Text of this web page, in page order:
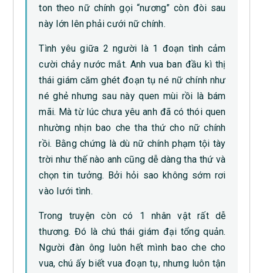
ton theo nữ chính gọi “nương” còn đòi sau
này lớn lên phải cưới nữ chính.
Tình yêu giữa 2 người là 1 đoạn tình cảm
cười chảy nước mắt. Anh vua ban đầu kì thị
thái giám căm ghét đoạn tụ né nữ chính như
né ghẻ nhưng sau này quen mùi rồi là bám
mãi. Mà từ lúc chưa yêu anh đã có thói quen
nhường nhịn bao che tha thứ cho nữ chính
rồi. Bằng chứng là dù nữ chính phạm tội tày
trời như thế nào anh cũng dễ dàng tha thứ và
chọn tin tưởng. Bởi hỏi sao không sớm rơi
vào lưới tình.
Trong truyện còn có 1 nhân vật rất dễ
thương. Đó là chú thái giám đại tổng quản.
Người đàn ông luôn hết mình bao che cho
vua, chú ấy biết vua đoạn tụ, nhưng luôn tận